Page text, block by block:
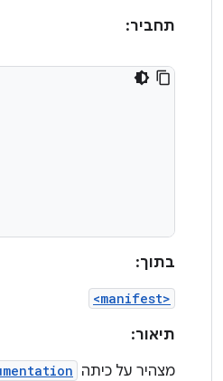
תחביר:
בתוך:
<manifest>
תיאור:
מצהיר על כיתה